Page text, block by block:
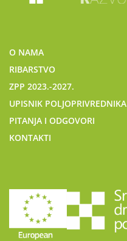
O NAMA
RIBARSTVO
ZPP 2023.-2027.
UPISNIK POLJOPRIVREDNIKA
PITANJA I ODGOVORI
KONTAKTI